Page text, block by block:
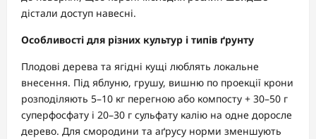
дістали доступ навесні.
Особливості для різних культур і типів ґрунту
Плодові дерева та ягідні кущі люблять локальне
внесення. Під яблуню, грушу, вишню по проекції крони
розподіляють 5–10 кг перегною або компосту + 30–50 г
суперфосфату і 20–30 г сульфату калію на одне доросле
дерево. Для смородини та аґрусу норми зменшують